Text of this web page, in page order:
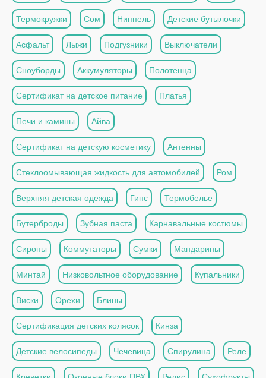
Термокружки Сом Ниппель Детские бутылочки
Асфальт Лыжи Подгузники Выключатели
Сноуборды Аккумуляторы Полотенца
Сертификат на детское питание Платья
Печи и камины Айва
Сертификат на детскую косметику Антенны
Стеклоомывающая жидкость для автомобилей Ром
Верхняя детская одежда Гипс Термобелье
Бутерброды Зубная паста Карнавальные костюмы
Сиропы Коммутаторы Сумки Мандарины
Минтай Низковольтное оборудование Купальники
Виски Орехи Блины
Сертификация детских колясок Кинза
Детские велосипеды Чечевица Спирулина Реле